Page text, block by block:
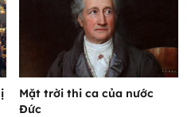
Mặt trời thi ca của nước
Đức